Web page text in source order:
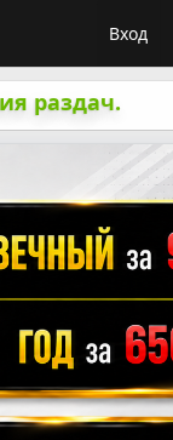
Вход
раздач.